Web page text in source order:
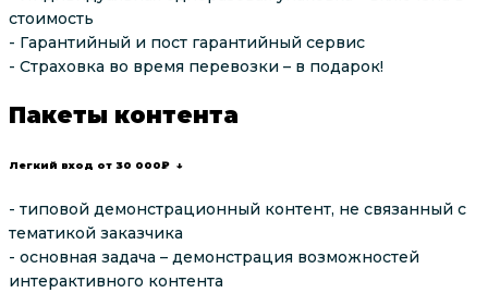
стоимость
- Гарантийный и пост гарантийный сервис
- Страховка во время перевозки – в подарок!
Пакеты контента
Легкий вход от 30 000₽ ↓
- типовой демонстрационный контент, не связанный с
тематикой заказчика
- основная задача – демонстрация возможностей
интерактивного контента